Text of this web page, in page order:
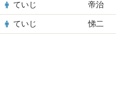
ていじ 帝治
ていじ 悌二